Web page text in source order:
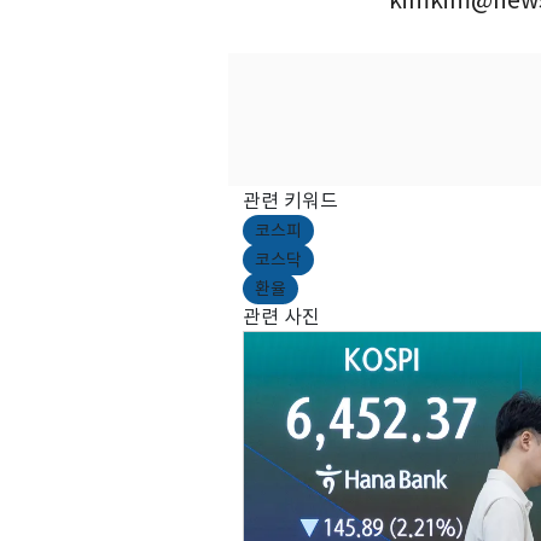
관련 키워드
코스피
코스닥
환율
관련 사진